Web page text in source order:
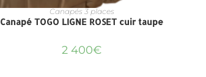
Canapés 3 places
Canapé TOGO LIGNE ROSET cuir taupe
2 400€